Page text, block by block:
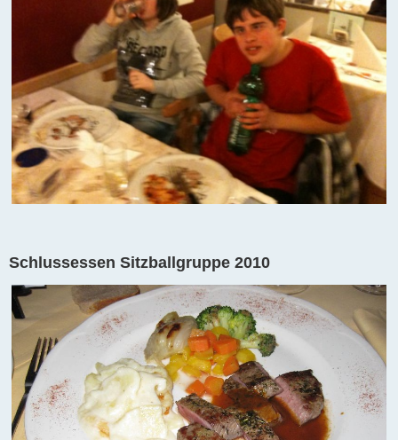
Schlussessen Sitzballgruppe 2010